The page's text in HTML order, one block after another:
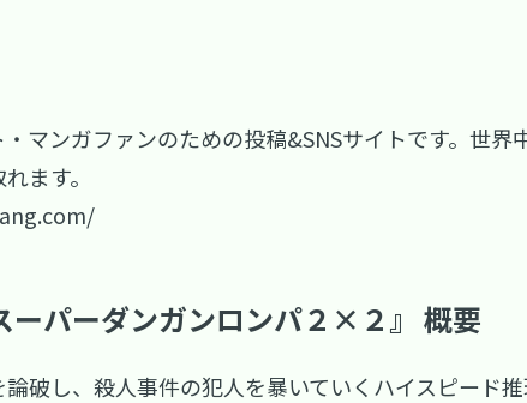
マンガファンのための投稿&SNSサイトです。世
ます。
ーパーダンガンロンパ２×２』 概要
破し、殺人事件の犯人を暴いていくハイスピード